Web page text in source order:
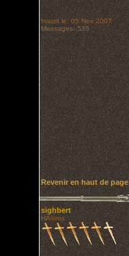
Inscrit le: 05 Nov 2007
Messages: 535
Revenir en haut de page
sighbert
HÃ©ros